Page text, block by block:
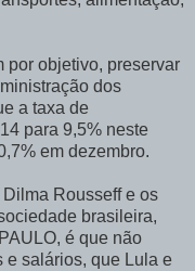
por objetivo, preservar
dos
a taxa de
para 9,5% neste
em dezembro.
Rousseff e os
brasileira,
é que não
e salários, que Lula e